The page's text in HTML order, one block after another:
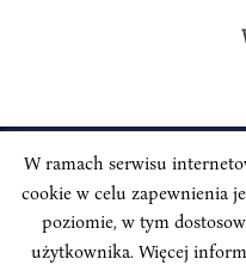
INSTYTUT
Adres korespondencyjny:
Odwiedź nas w
W ramach serwisu
cookie w celu zapewnienia
poziomie, w tym
użytkownika. Więcej